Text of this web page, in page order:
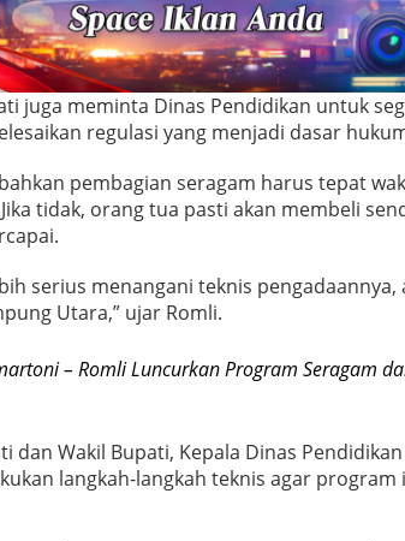
juga meminta Dinas Pendidikan untuk
regulasi yang menjadi dasar
pembagian seragam harus tepat
tidak, orang tua pasti akan membeli
serius menangani teknis
Utara,” ujar Romli.
– Romli Luncurkan Program Seragam
dan Wakil Bupati, Kepala Dinas
langkah-langkah teknis agar program